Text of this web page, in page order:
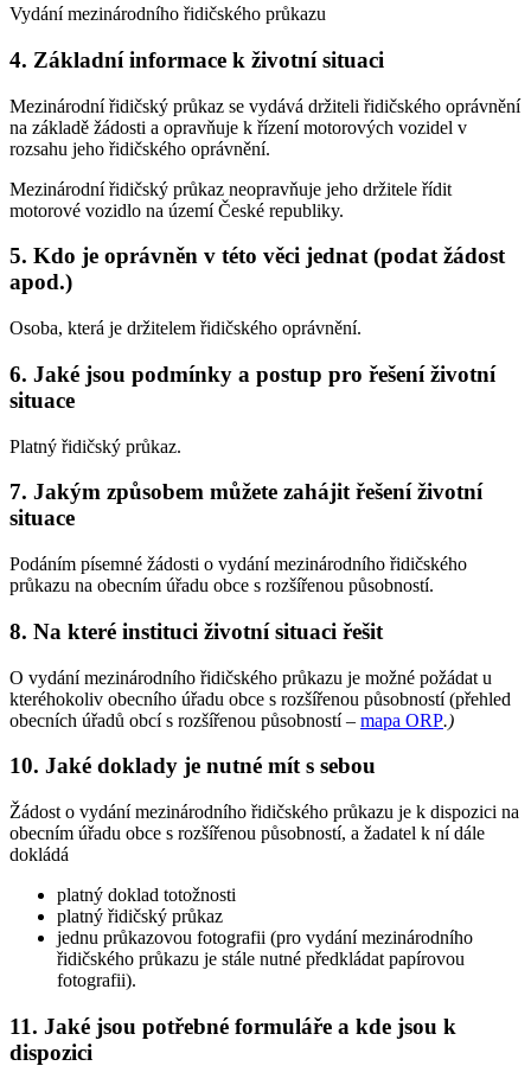
Vydání mezinárodního řidičského průkazu
4. Základní informace k životní situaci
Mezinárodní řidičský průkaz se vydává držiteli řidičského oprávnění
na základě žádosti a opravňuje k řízení motorových vozidel v
rozsahu jeho řidičského oprávnění.
Mezinárodní řidičský průkaz neopravňuje jeho držitele řídit
motorové vozidlo na území České republiky.
5. Kdo je oprávněn v této věci jednat (podat žádost
apod.)
Osoba, která je držitelem řidičského oprávnění.
6. Jaké jsou podmínky a postup pro řešení životní
situace
Platný řidičský průkaz.
7. Jakým způsobem můžete zahájit řešení životní
situace
Podáním písemné žádosti o vydání mezinárodního řidičského
průkazu na obecním úřadu obce s rozšířenou působností.
8. Na které instituci životní situaci řešit
O vydání mezinárodního řidičského průkazu je možné požádat u
kteréhokoliv obecního úřadu obce s rozšířenou působností (přehled
obecních úřadů obcí s rozšířenou působností – mapa ORP.)
10. Jaké doklady je nutné mít s sebou
Žádost o vydání mezinárodního řidičského průkazu je k dispozici na
obecním úřadu obce s rozšířenou působností, a žadatel k ní dále
dokládá
platný doklad totožnosti
platný řidičský průkaz
jednu průkazovou fotografii (pro vydání mezinárodního
řidičského průkazu je stále nutné předkládat papírovou
fotografii).
11. Jaké jsou potřebné formuláře a kde jsou k
dispozici